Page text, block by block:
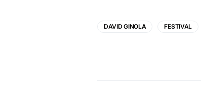
DAVID GINOLA FESTIVAL